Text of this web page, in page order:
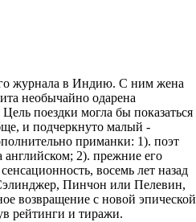
журнала в Индию. С ним жена
необычайно одарена
поездки могла бы показаться
и подчеркнуто малый -
приманки: 1). поэт
2). прежние его
восемь лет назад
Пинчон или Пелевин,
возвращение с новой эпической
рейтинги и тиражи.